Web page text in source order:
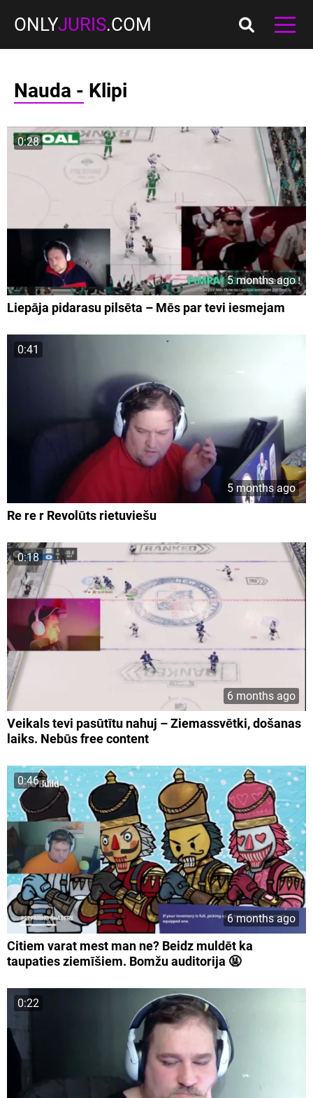
ONLYJURIS.COM
Nauda - Klipi
0:28
5 months ago
Liepāja pidarasu pilsēta – Mēs par tevi iesmejam
0:41
5 months ago
Re re r Revolūts rietuviešu
0:18
6 months ago
Veikals tevi pasūtītu nahuj – Ziemassvētki, došanas
laiks. Nebūs free content
0:46
6 months ago
Citiem varat mest man ne? Beidz muldēt ka
taupaties ziemīšiem. Bomžu auditorija 🤬
0:22